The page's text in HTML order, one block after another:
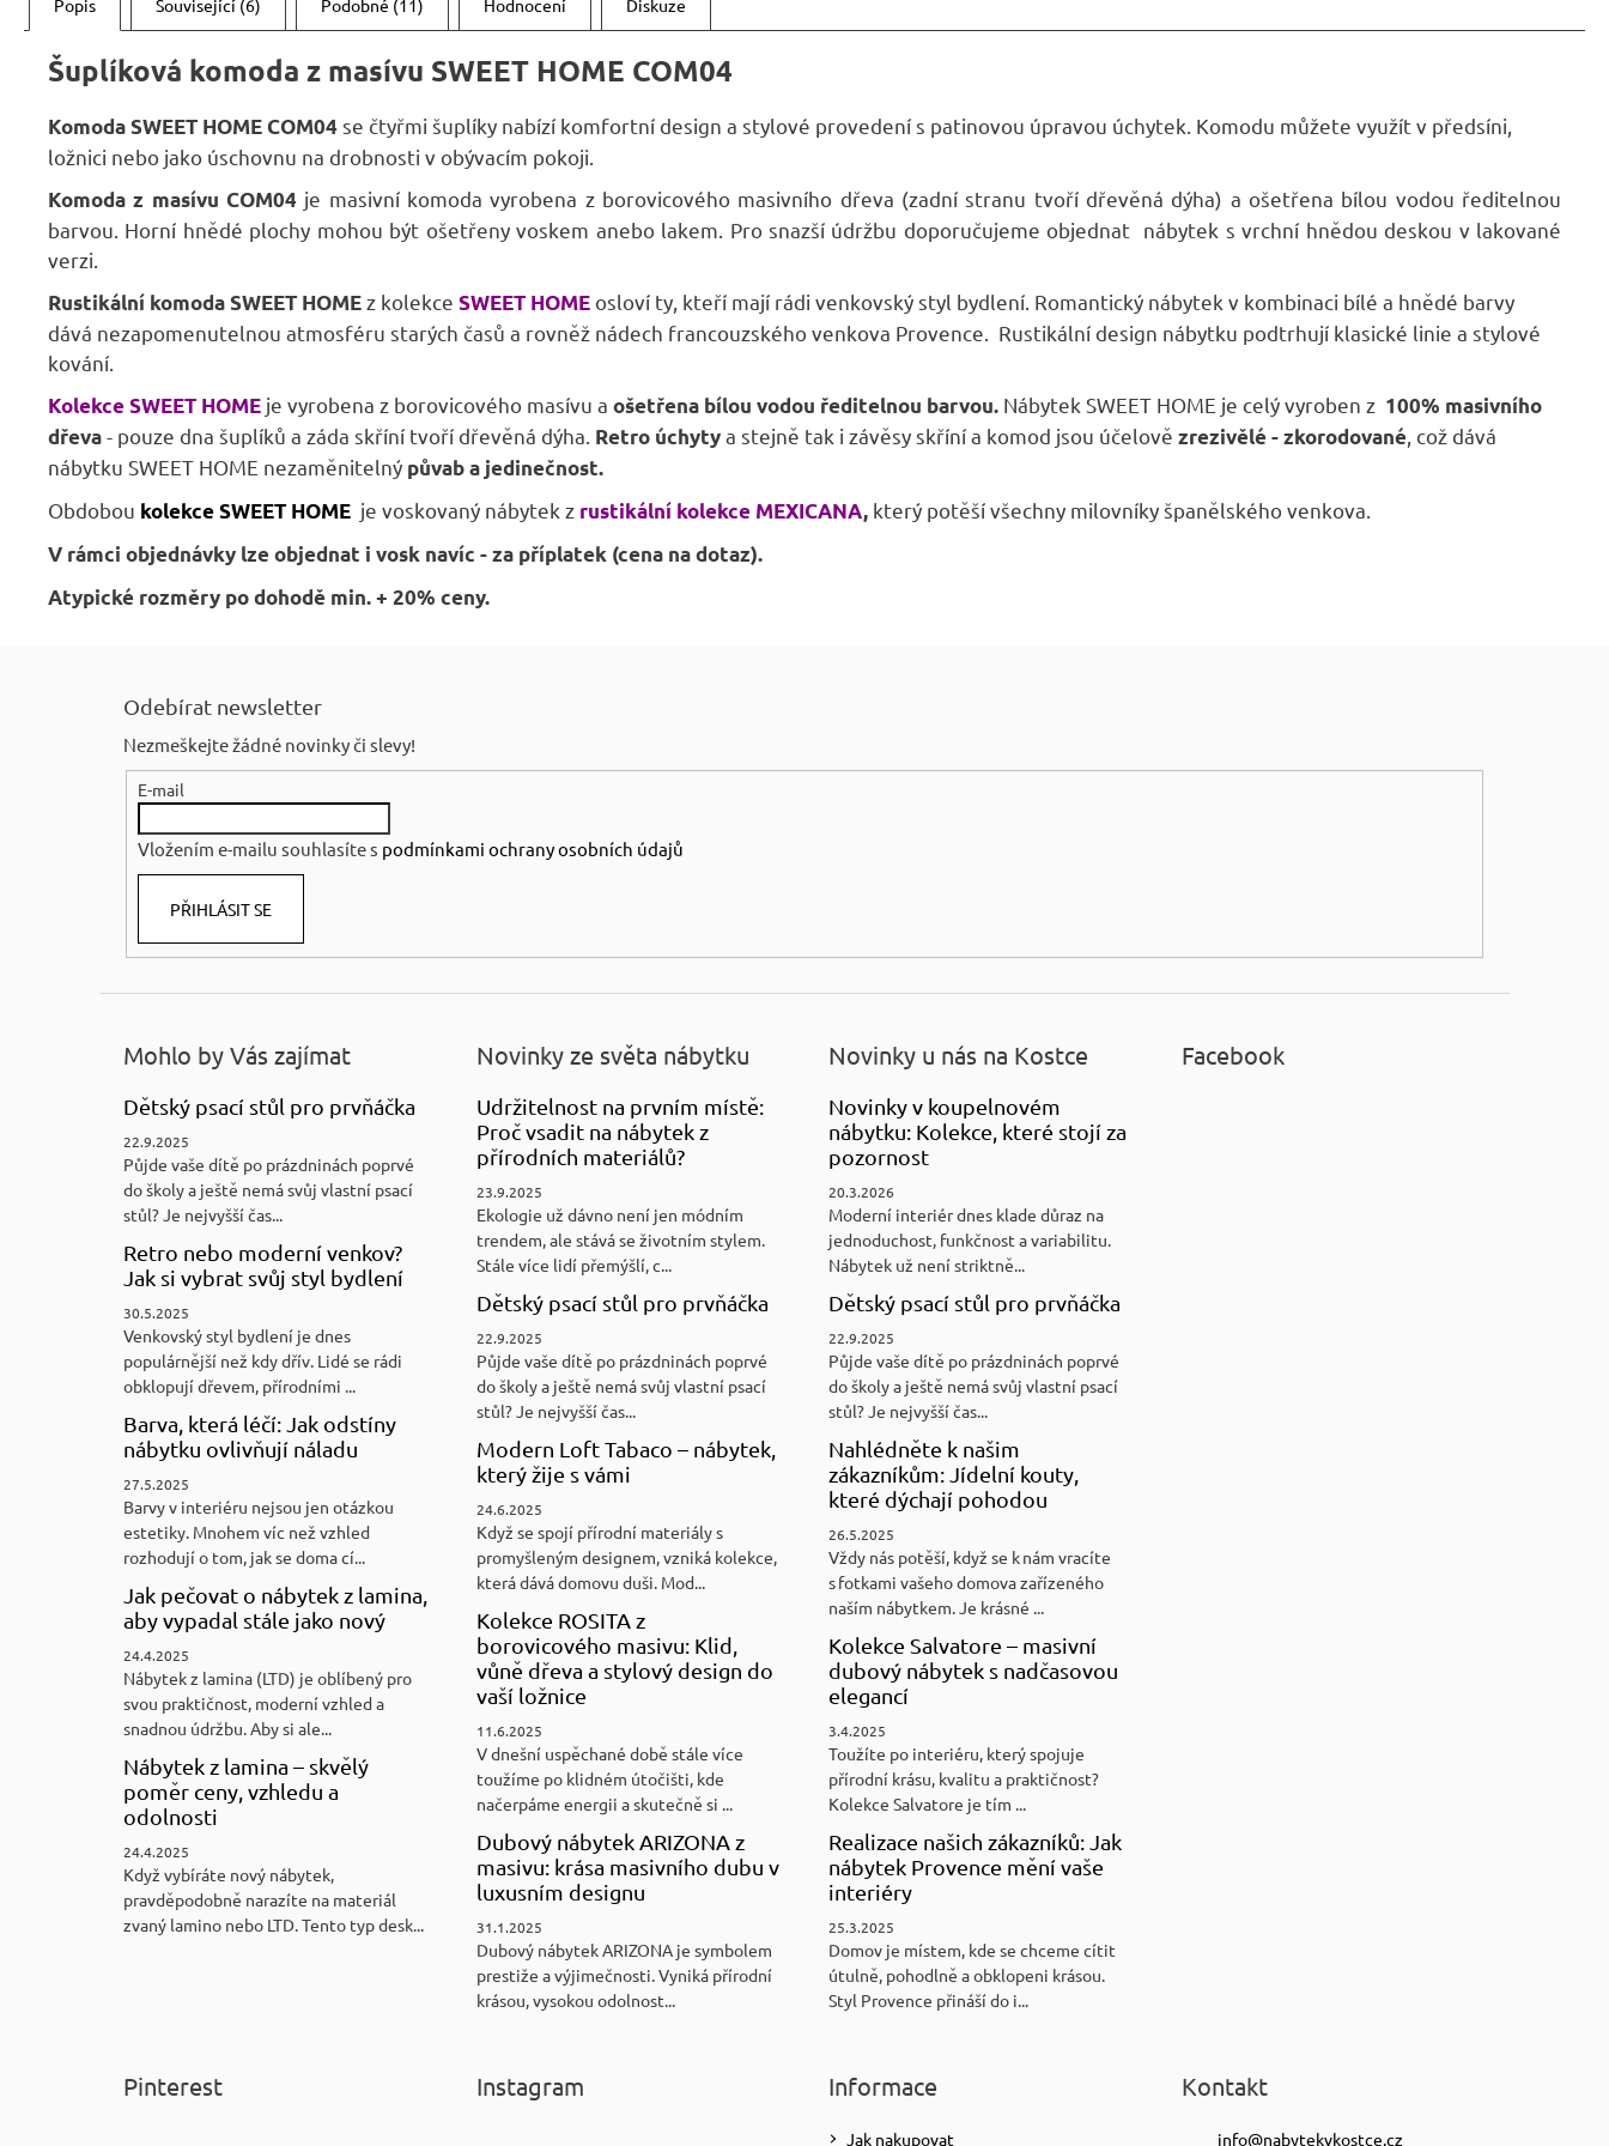
Šuplíková komoda z masívu SWEET HOME COM04
Komoda SWEET HOMECOM04 se čtyřmi šuplíky nabízí komfortní design a stylové provedení s patinovou úpravou úchytek. Komodu můžete využít v předsíni,
ložnici nebo jako úschovnu na drobnosti v obývacím pokoji.
Komoda z masívu COM04 je masivní komoda vyrobena z borovicového masivního dřeva (zadní stranu tvoří dřevěná dýha) a ošetřena bílou vodou ředitelnou
barvou. Horní hnědé plochy mohou být ošetřeny voskem anebo lakem. Pro snazší údržbu doporučujeme objednat nábytek s vrchní hnědou deskou v lakované
verzi.
Rustikální komoda SWEET HOMEz kolekce SWEET HOMEosloví ty, kteří mají rádi venkovský styl bydlení. Romantický nábytek v kombinaci bílé a hnědé barvy
dává nezapomenutelnou atmosféru starých časů a rovněž nádech francouzského venkova Provence. Rustikální design nábytku podtrhují klasické linie a stylové
kování.
Kolekce SWEET HOME je vyrobena z borovicového masívu a ošetřena bílou vodou ředitelnou barvou. Nábytek SWEET HOME je celý vyroben z 100% masivního
dřeva- pouze dna šuplíků a záda skříní tvoří dřevěná dýha. Retro úchytya stejně tak i závěsy skříní a komod jsou účelově zrezivělé - zkorodované, což dává
nábytku SWEET HOME nezaměnitelný půvab a jedinečnost.
Obdobou kolekce SWEET HOME je voskovaný nábytek z rustikální kolekce MEXICANA, který potěší všechny milovníky španělského venkova.
V rámci objednávky lze objednat i vosk navíc - za příplatek (cena na dotaz).
Atypické rozměry po dohodě min. + 20% ceny.
Odebírat newsletter
Nezmeškejte žádné novinky či slevy!
E-mail
Vložením e-mailu souhlasíte s podmínkami ochrany osobních údajů
PŘIHLÁSIT SE
Mohlo by Vás zajímat
Dětský psací stůl pro prvňáčka
22.9.2025
Půjde vaše dítě po prázdninách poprvé
do školy a ještě nemá svůj vlastní psací
stůl? Je nejvyšší čas...
Retro nebo moderní venkov?
Jak si vybrat svůj styl bydlení
30.5.2025
Venkovský styl bydlení je dnes
populárnější než kdy dřív. Lidé se rádi
obklopují dřevem, přírodními ...
Barva, která léčí: Jak odstíny
nábytku ovlivňují náladu
27.5.2025
Barvy v interiéru nejsou jen otázkou
estetiky. Mnohem víc než vzhled
rozhodují o tom, jak se doma cí...
Jak pečovat o nábytek z lamina,
aby vypadal stále jako nový
24.4.2025
Nábytek z lamina (LTD) je oblíbený pro
svou praktičnost, moderní vzhled a
snadnou údržbu. Aby si ale...
Nábytek z lamina – skvělý
poměr ceny, vzhledu a
odolnosti
24.4.2025
Když vybíráte nový nábytek,
pravděpodobně narazíte na materiál
zvaný lamino nebo LTD. Tento typ desk...
Novinky ze světa nábytku
Udržitelnost na prvním místě:
Proč vsadit na nábytek z
přírodních materiálů?
23.9.2025
Ekologie už dávno není jen módním
trendem, ale stává se životním stylem.
Stále více lidí přemýšlí, c...
Dětský psací stůl pro prvňáčka
22.9.2025
Půjde vaše dítě po prázdninách poprvé
do školy a ještě nemá svůj vlastní psací
stůl? Je nejvyšší čas...
Modern Loft Tabaco – nábytek,
který žije s vámi
24.6.2025
Když se spojí přírodní materiály s
promyšleným designem, vzniká kolekce,
která dává domovu duši. Mod...
Kolekce ROSITA z
borovicového masivu: Klid,
vůně dřeva a stylový design do
vaší ložnice
11.6.2025
V dnešní uspěchané době stále více
toužíme po klidném útočišti, kde
načerpáme energii a skutečně si ...
Dubový nábytek ARIZONA z
masivu: krása masivního dubu v
luxusním designu
31.1.2025
Dubový nábytek ARIZONA je symbolem
prestiže a výjimečnosti. Vyniká přírodní
krásou, vysokou odolnost...
Novinky u nás na Kostce
Novinky v koupelnovém
nábytku: Kolekce, které stojí za
pozornost
20.3.2026
Moderní interiér dnes klade důraz na
jednoduchost, funkčnost a variabilitu.
Nábytek už není striktně...
Dětský psací stůl pro prvňáčka
22.9.2025
Půjde vaše dítě po prázdninách poprvé
do školy a ještě nemá svůj vlastní psací
stůl? Je nejvyšší čas...
Nahlédněte k našim
zákazníkům: Jídelní kouty,
které dýchají pohodou
26.5.2025
Vždy nás potěší, když se k nám vracíte
s fotkami vašeho domova zařízeného
naším nábytkem. Je krásné ...
Kolekce Salvatore – masivní
dubový nábytek s nadčasovou
elegancí
3.4.2025
Toužíte po interiéru, který spojuje
přírodní krásu, kvalitu a praktičnost?
Kolekce Salvatore je tím ...
Realizace našich zákazníků: Jak
nábytek Provence mění vaše
interiéry
25.3.2025
Domov je místem, kde se chceme cítit
útulně, pohodlně a obklopeni krásou.
Styl Provence přináší do i...
Facebook
Pinterest Instagram Informace
Jak nakupovat
Kontakt
info@nabytekvkostce.cz